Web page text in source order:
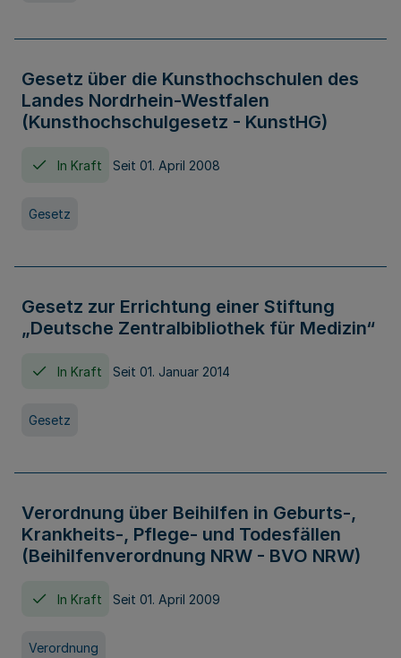
Gesetz über die Kunsthochschulen des
Landes Nordrhein-Westfalen
(Kunsthochschulgesetz - KunstHG)
In Kraft Seit 01. April 2008
Gesetz
Gesetz zur Errichtung einer Stiftung
„Deutsche Zentralbibliothek für Medizin“
In Kraft Seit 01. Januar 2014
Gesetz
Verordnung über Beihilfen in Geburts-,
Krankheits-, Pflege- und Todesfällen
(Beihilfenverordnung NRW - BVO NRW)
In Kraft Seit 01. April 2009
Verordnung